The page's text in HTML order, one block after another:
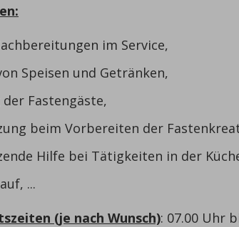
im Service,
Speisen und Getränken,
Fastengäste,
beim Vorbereiten der
Hilfe bei Tätigkeiten in der
...
(je nach Wunsch): 07.00 Uhr